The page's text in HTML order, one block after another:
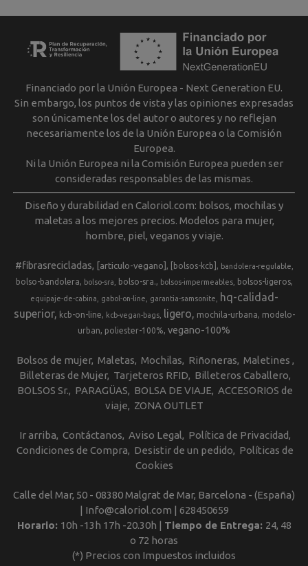
Financiado por la Unión Europea - Next Generation EU.
Sin embargo, los puntos de vista y las opiniones expresadas
son únicamente los del autor o autores y no reflejan
necesariamente los de la Unión Europea o la Comisión
Europea.
Ni la Unión Europea ni la Comisión Europea pueden ser
consideradas responsables de las mismas.
Diseño y durabilidad en Caloriol.com: bolsos, mochilas y
maletas a los mejores precios. Modelos para mujer,
hombre, piel, veganos y viaje.
#fibrasrecicladas [articulo-vegano] [bolsos-kcb] bandolera-regulable
bolso-bandolera bolso-sra bolso-sra. bolsos-impermeables bolsos-ligeros
equipaje-de-cabina gabol-on-line garantia-samsonite
hq-calidad-
superior
kcb-on-line kcb-vegan-bags ligero mochila-urbana
modelo-
urban
poliester-100% vegano-100%
Bolsos de mujer Maletas Mochilas Riñoneras Maletines
Billeteras de Mujer Tarjeteros RFID
Billeteros Caballero
BOLSOS Sr.
PARAGÜAS BOLSA DE VIAJE ACCESORIOS de
viaje
ZONA OUTLET
Ir arriba Contáctanos Aviso Legal
Política de Privacidad
Condiciones de Compra
Desistir de un pedido
Políticas de
Cookies
Calle del Mar, 50 - 08380 Malgrat de Mar, Barcelona - (España)
| Info@caloriol.com | 628450659
Horario: 10h -13h 17h -20.30h | Tiempo de Entrega: 24, 48
o 72 horas
(*) Precios con Impuestos incluidos